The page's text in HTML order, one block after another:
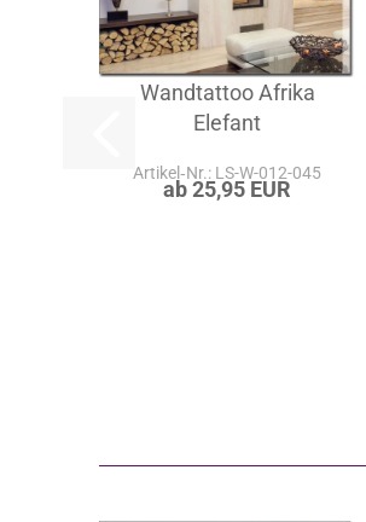
Wandtattoo Afrika
Elefant
Artikel‑Nr.: LS-W-012-045
ab 25,95 EUR